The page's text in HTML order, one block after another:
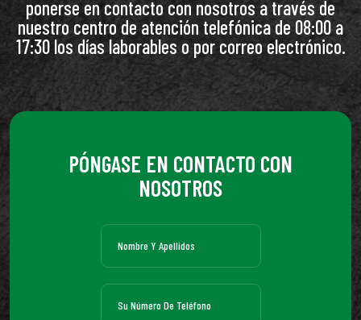
ponerse en contacto con nosotros a través de
nuestro centro de atención telefónica de 08:00 a
17:30 los días laborables o por correo electrónico.
PÓNGASE EN CONTACTO CON
NOSOTROS